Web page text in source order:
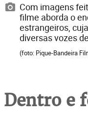
Com imagens
filme aborda o
estrangeiros,
diversas vozes
(foto: Pique-Bandeira
Dentro e